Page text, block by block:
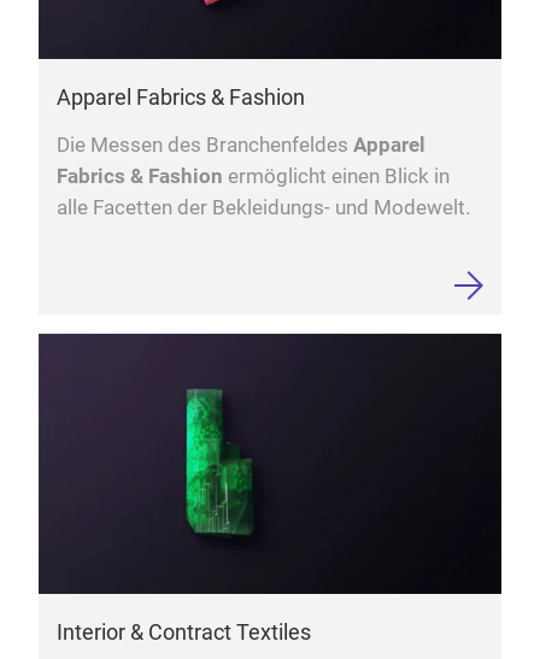
Apparel Fabrics & Fashion
Die Messen des Branchenfeldes Apparel
Fabrics & Fashion ermöglicht einen Blick in
alle Facetten der Bekleidungs- und Modewelt.
Interior & Contract Textiles